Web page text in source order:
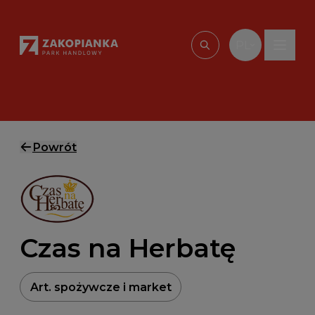
Wpisz, czego
Powrót
Czas na Herbatę
Art. spożywcze i market